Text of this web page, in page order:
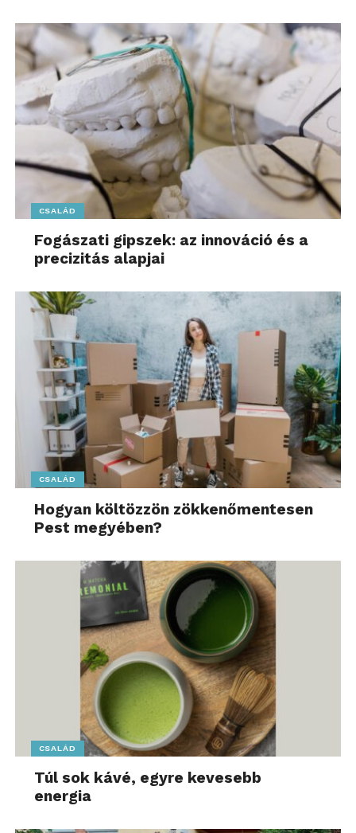
CSALÁD
Fogászati gipszek: az innováció és a
precizitás alapjai
CSALÁD
Hogyan költözzön zökkenőmentesen
Pest megyében?
CSALÁD
Túl sok kávé, egyre kevesebb
energia